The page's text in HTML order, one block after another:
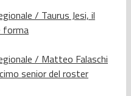
/ Taurus Jesi, il
forma
/ Matteo Falaschi
senior del roster